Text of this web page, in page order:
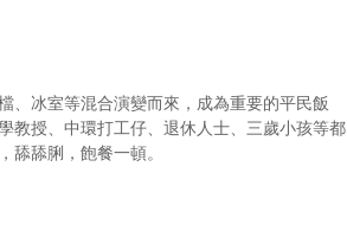
、冰室等混合演變而來，成為重要的平民飯
教授、中環打工仔、退休人士、三歲小孩等都
舔脷，飽餐一頓。